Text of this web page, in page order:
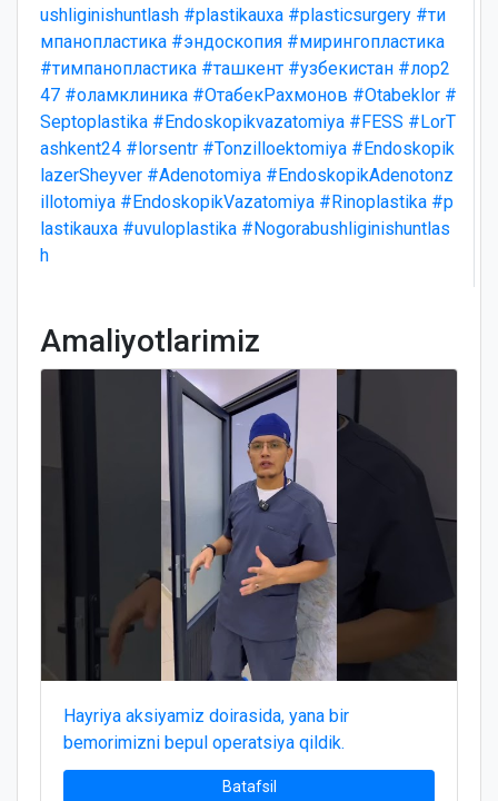
ushliginishuntlash #plastikauxa #plasticsurgery #ти
мпанопластика #эндоскопия #мирингопластика
#тимпанопластика #ташкент #узбекистан #лор2
47 #оламклиника #ОтабекРахмонов #Otabeklor #
Septoplastika #Endoskopikvazatomiya #FESS #LorT
ashkent24 #lorsentr #Tonzilloektomiya #Endoskopik
lazerSheyver #Adenotomiya #EndoskopikAdenotonz
illotomiya #EndoskopikVazatomiya #Rinoplastika #p
lastikauxa #uvuloplastika #Nogorabushliginishuntlas
h
Amaliyotlarimiz
Hayriya aksiyamiz doirasida, yana bir
bemorimizni bepul operatsiya qildik.
Batafsil